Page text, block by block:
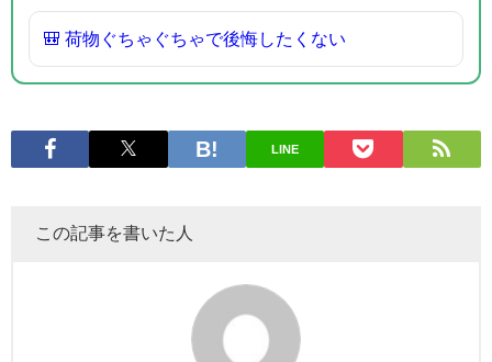
🎒 荷物ぐちゃぐちゃで後悔したくない
LINE
この記事を書いた人